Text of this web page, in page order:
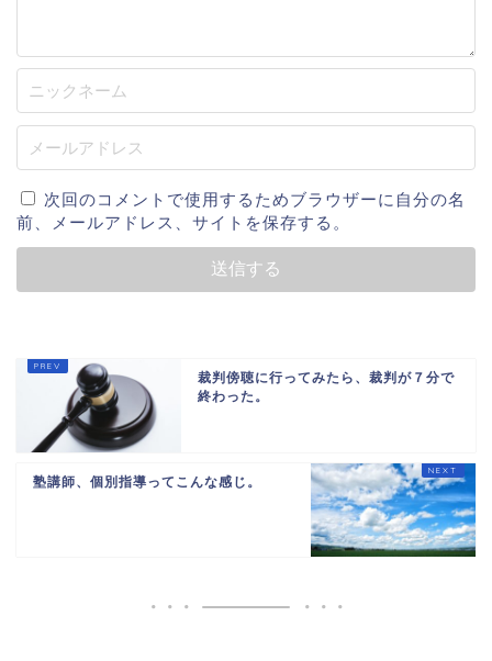
次回のコメントで使用するためブラウザーに自分の名
前、メールアドレス、サイトを保存する。
裁判傍聴に行ってみたら、裁判が７分で
終わった。
塾講師、個別指導ってこんな感じ。